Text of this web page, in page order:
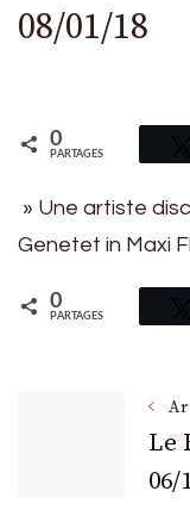
08/01/18
0
PARTAGES
» Une artiste
Genetet in Maxi
0
PARTAGES
Le
06/